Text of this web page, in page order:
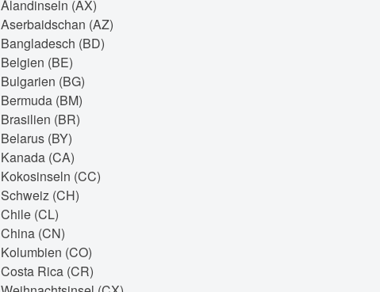
Ålandinseln (AX)
Aserbaidschan (AZ)
Bangladesch (BD)
Belgien (BE)
Bulgarien (BG)
Bermuda (BM)
Brasilien (BR)
Belarus (BY)
Kanada (CA)
Kokosinseln (CC)
Schweiz (CH)
Chile (CL)
China (CN)
Kolumbien (CO)
Costa Rica (CR)